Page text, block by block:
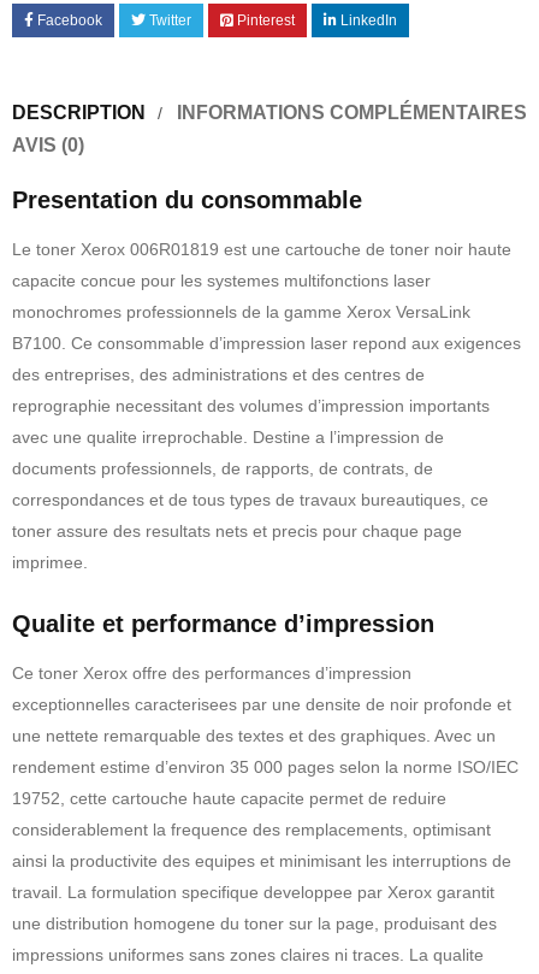
Facebook Twitter Pinterest LinkedIn
DESCRIPTION
INFORMATIONS COMPLÉMENTAIRES
AVIS (0)
Presentation du consommable
Le toner Xerox 006R01819 est une cartouche de toner noir haute
capacite concue pour les systemes multifonctions laser
monochromes professionnels de la gamme Xerox VersaLink
B7100. Ce consommable d’impression laser repond aux exigences
des entreprises, des administrations et des centres de
reprographie necessitant des volumes d’impression importants
avec une qualite irreprochable. Destine a l’impression de
documents professionnels, de rapports, de contrats, de
correspondances et de tous types de travaux bureautiques, ce
toner assure des resultats nets et precis pour chaque page
imprimee.
Qualite et performance d’impression
Ce toner Xerox offre des performances d’impression
exceptionnelles caracterisees par une densite de noir profonde et
une nettete remarquable des textes et des graphiques. Avec un
rendement estime d’environ 35 000 pages selon la norme ISO/IEC
19752, cette cartouche haute capacite permet de reduire
considerablement la frequence des remplacements, optimisant
ainsi la productivite des equipes et minimisant les interruptions de
travail. La formulation specifique developpee par Xerox garantit
une distribution homogene du toner sur la page, produisant des
impressions uniformes sans zones claires ni traces. La qualite